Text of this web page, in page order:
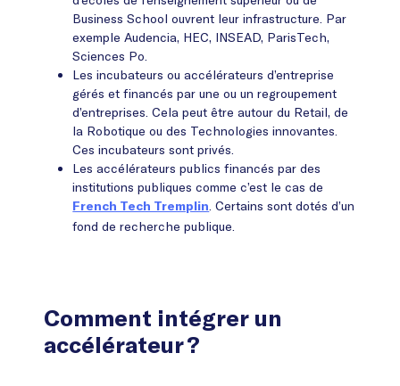
Business School ouvrent leur infrastructure. Par
exemple Audencia, HEC, INSEAD, ParisTech,
Sciences Po.
Les incubateurs ou accélérateurs d’entreprise
gérés et financés par une ou un regroupement
d’entreprises. Cela peut être autour du Retail, de
la Robotique ou des Technologies innovantes.
Ces incubateurs sont privés.
Les accélérateurs publics financés par des
institutions publiques comme c’est le cas de
French Tech Tremplin . Certains sont dotés d’un
fond de recherche publique.
Comment intégrer un
accélérateur ?